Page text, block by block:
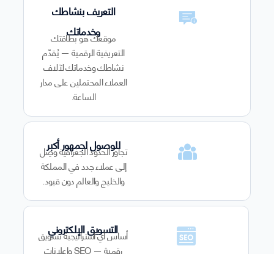
التعريف بنشاطك
وخدماتك
موقعك هو بطاقتك
التعريفية الرقمية — يُقدّم
نشاطك وخدماتك لآلاف
العملاء المحتملين على مدار
الساعة.
للوصول لجمهور أكبر
تجاوز الحدود الجغرافية وصِل
إلى عملاء جدد في المملكة
والخليج والعالم دون قيود.
التسويق الإلكتروني
أساس أي استراتيجية تسويق
رقمية — SEO وإعلانات